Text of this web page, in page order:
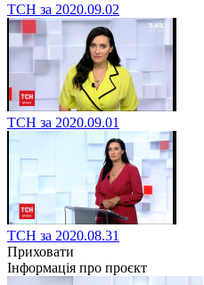
ТСН за 2020.09.02
ТСН за 2020.09.01
ТСН за 2020.08.31
Приховати
Інформація про проєкт